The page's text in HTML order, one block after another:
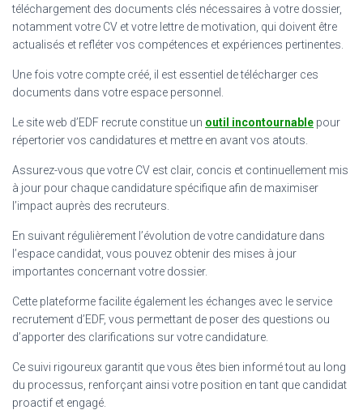
téléchargement des documents clés nécessaires à votre dossier,
notamment votre CV et votre lettre de motivation, qui doivent être
actualisés et refléter vos compétences et expériences pertinentes.
Une fois votre compte créé, il est essentiel de télécharger ces
documents dans votre espace personnel.
Le site web d’EDF recrute constitue un outil incontournable pour
répertorier vos candidatures et mettre en avant vos atouts.
Assurez-vous que votre CV est clair, concis et continuellement mis
à jour pour chaque candidature spécifique afin de maximiser
l’impact auprès des recruteurs.
En suivant régulièrement l’évolution de votre candidature dans
l’espace candidat, vous pouvez obtenir des mises à jour
importantes concernant votre dossier.
Cette plateforme facilite également les échanges avec le service
recrutement d’EDF, vous permettant de poser des questions ou
d’apporter des clarifications sur votre candidature.
Ce suivi rigoureux garantit que vous êtes bien informé tout au long
du processus, renforçant ainsi votre position en tant que candidat
proactif et engagé.